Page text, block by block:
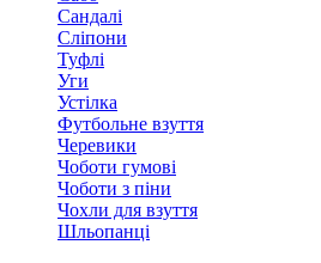
Сандалі
Сліпони
Туфлі
Уги
Устілка
Футбольне взуття
Черевики
Чоботи гумові
Чоботи з піни
Чохли для взуття
Шльопанці